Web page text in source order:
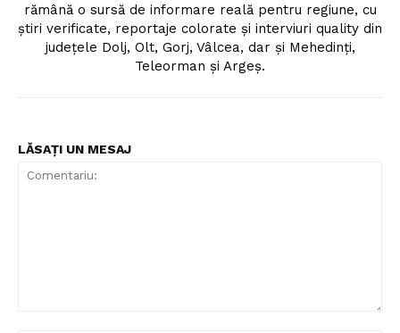
rămână o sursă de informare reală pentru regiune, cu
ştiri verificate, reportaje colorate şi interviuri quality din
judeţele Dolj, Olt, Gorj, Vâlcea, dar şi Mehedinţi,
Teleorman şi Argeş.
LĂSAȚI UN MESAJ